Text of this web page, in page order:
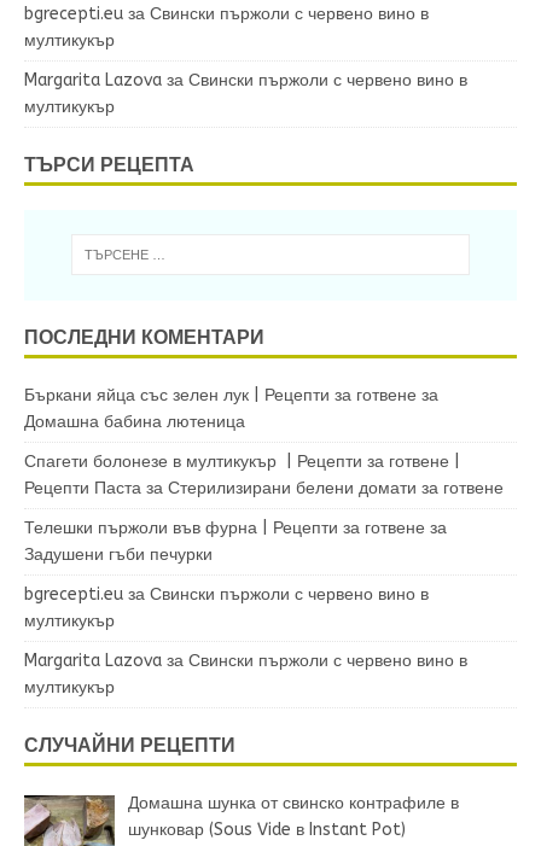
bgrecepti.eu за Свински пържоли с червено вино в
мултикукър
Margarita Lazova за Свински пържоли с червено вино в
мултикукър
ТЪРСИ РЕЦЕПТА
ПОСЛЕДНИ КОМЕНТАРИ
Бъркани яйца със зелен лук | Рецепти за готвене за
Домашна бабина лютеница
Спагети болонезе в мултикукър | Рецепти за готвене |
Рецепти Паста за Стерилизирани белени домати за готвене
Телешки пържоли във фурна | Рецепти за готвене за
Задушени гъби печурки
bgrecepti.eu за Свински пържоли с червено вино в
мултикукър
Margarita Lazova за Свински пържоли с червено вино в
мултикукър
СЛУЧАЙНИ РЕЦЕПТИ
Домашна шунка от свинско контрафиле в
шунковар (Sous Vide в Instant Pot)